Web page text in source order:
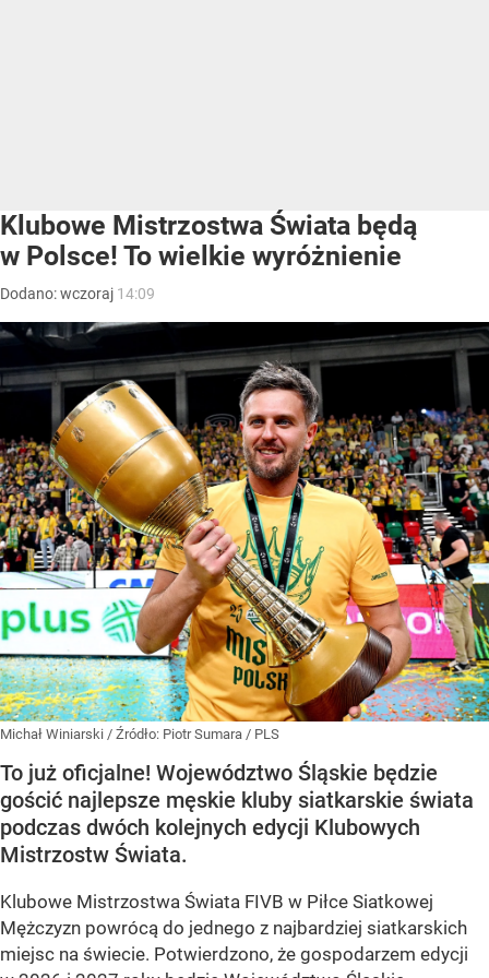
Klubowe Mistrzostwa Świata będą
w Polsce! To wielkie wyróżnienie
Dodano:wczoraj 14:09
Michał Winiarski / Źródło: Piotr Sumara / PLS
To już oficjalne! Województwo Śląskie będzie
gościć najlepsze męskie kluby siatkarskie świata
podczas dwóch kolejnych edycji Klubowych
Mistrzostw Świata.
Klubowe Mistrzostwa Świata FIVB w Piłce Siatkowej
Mężczyzn powrócą do jednego z najbardziej siatkarskich
miejsc na świecie. Potwierdzono, że gospodarzem edycji